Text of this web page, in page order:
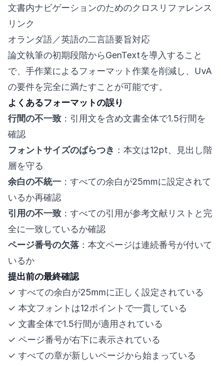
文書内ナビゲーションのためのクロスリファレンス
リンク
オランダ語／英語の二言語要旨対応
論文執筆の初期段階からGenTextを導入すること
で、手作業によるフォーマット作業を削減し、UvA
の要件を完全に満たすことが可能です。
よくあるフォーマットの誤り
行間の不一致 ：引用文を含め文書全体で1.5行間を
確認
フォントサイズのばらつき ：本文は12pt、見出し階
層を守る
余白の不統一 ：すべての余白が25mmに設定されて
いるか再確認
引用の不一致 ：すべての引用が参考文献リストと完
全に一致しているか確認
ページ番号の欠落 ：本文ページは連続番号が付いて
いるか
提出前の最終確認
✓ すべての余白が25mmに正しく設定されている
✓ 本文フォントは12ポイントで一貫している
✓ 文書全体で1.5行間が適用されている
✓ ページ番号が右下に表示されている
✓ すべての章が新しいページから始まっている